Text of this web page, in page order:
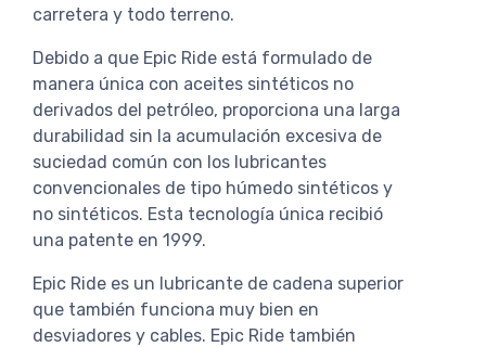
carretera y todo terreno.
Debido a que Epic Ride está formulado de
manera única con aceites sintéticos no
derivados del petróleo, proporciona una larga
durabilidad sin la acumulación excesiva de
suciedad común con los lubricantes
convencionales de tipo húmedo sintéticos y
no sintéticos. Esta tecnología única recibió
una patente en 1999.
Epic Ride es un lubricante de cadena superior
que también funciona muy bien en
desviadores y cables. Epic Ride también